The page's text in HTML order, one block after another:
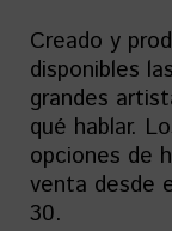
Creado y
disponibles las
grandes
qué hablar.
opciones de
venta desde
30.